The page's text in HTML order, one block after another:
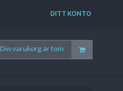
DITT KONTO
Din varukorg är tom